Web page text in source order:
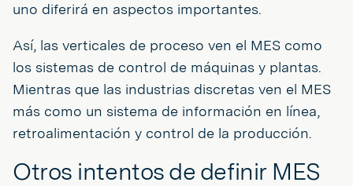
uno diferirá en aspectos importantes.
Así, las verticales de proceso ven el MES como
los sistemas de control de máquinas y plantas.
Mientras que las industrias discretas ven el MES
más como un sistema de información en línea,
retroalimentación y control de la producción.
Otros intentos de definir MES